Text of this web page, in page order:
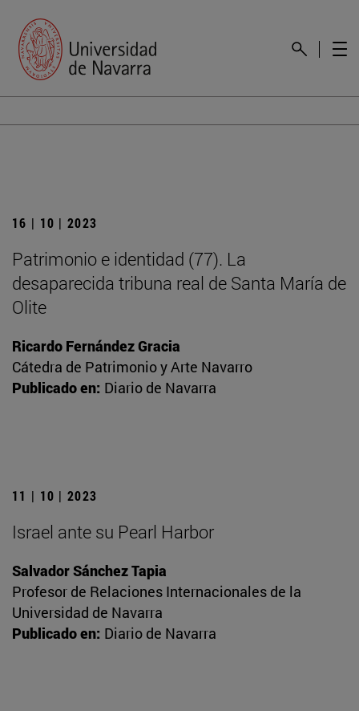
16 | 10 | 2023
Patrimonio e identidad (77). La
desaparecida tribuna real de Santa María de
Olite
Ricardo Fernández Gracia
Cátedra de Patrimonio y Arte Navarro
Publicado en: Diario de Navarra
11 | 10 | 2023
Israel ante su Pearl Harbor
Salvador Sánchez Tapia
Profesor de Relaciones Internacionales de la
Universidad de Navarra
Publicado en: Diario de Navarra